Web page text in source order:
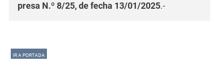
presa N.º 8/25, de fecha 13/01/2025.-
IR A PORTADA